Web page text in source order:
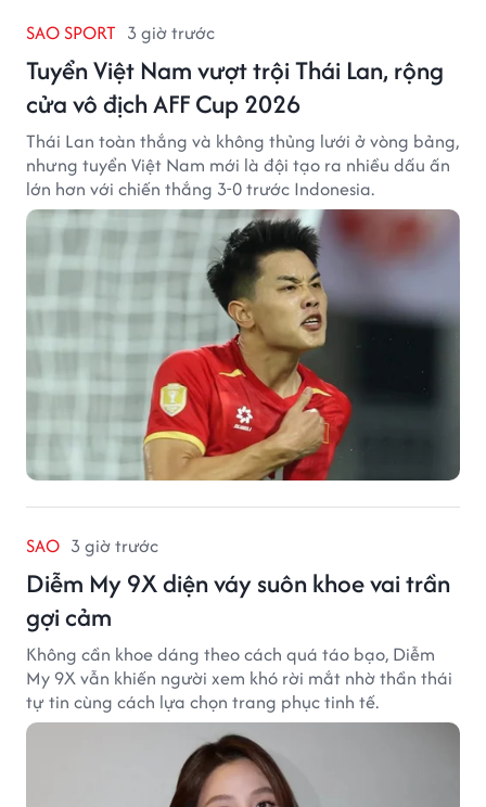
SAO SPORT 3 giờ trước
Tuyển Việt Nam vượt trội Thái Lan, rộng
cửa vô địch AFF Cup 2026
Thái Lan toàn thắng và không thủng lưới ở vòng bảng,
nhưng tuyển Việt Nam mới là đội tạo ra nhiều dấu ấn
lớn hơn với chiến thắng 3-0 trước Indonesia.
SAO 3 giờ trước
Diễm My 9X diện váy suôn khoe vai trần
gợi cảm
Không cần khoe dáng theo cách quá táo bạo, Diễm
My 9X vẫn khiến người xem khó rời mắt nhờ thần thái
tự tin cùng cách lựa chọn trang phục tinh tế.